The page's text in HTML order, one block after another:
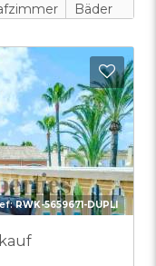
Bäder
RWK-5659671-DUPLI
Zu